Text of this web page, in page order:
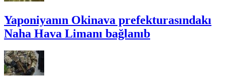
Yaponiyanın Okinava prefekturasındakı
Naha Hava Limanı bağlanıb